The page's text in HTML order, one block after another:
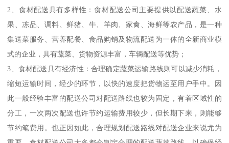
2、食材配送具有多样性：食材配送公司主要提供以配送蔬菜、水
果、冻品、调料、鲜猪、牛、羊肉、家禽、海鲜等农产品，是一种
集送菜服务、营养配餐、食品购销及物流配送为一体的全新商业模
式的企业，具有蔬菜、货物资源丰富，车辆配送等优势；
3、食材配送具有经济性：合理确定蔬菜运输路线则可以减少消耗，
缩短运输时间，经少的环节，以快的速度把货物运至用户手中。因
此一般经验丰富的配送公司对配送路线也较为固定，有着区域性的
分工，一次两次配送也许节约运输费用较少，但长期下来，则能够
节约笔费用。也正因如此，合理规划配送路线对配送企业来说尤为